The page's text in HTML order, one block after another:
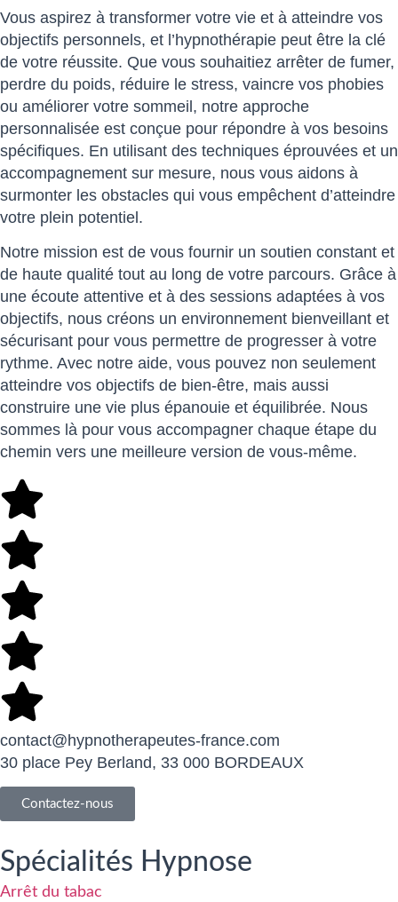
Vous aspirez à transformer votre vie et à atteindre vos
objectifs personnels, et l’hypnothérapie peut être la clé
de votre réussite. Que vous souhaitiez arrêter de fumer,
perdre du poids, réduire le stress, vaincre vos phobies
ou améliorer votre sommeil, notre approche
personnalisée est conçue pour répondre à vos besoins
spécifiques. En utilisant des techniques éprouvées et un
accompagnement sur mesure, nous vous aidons à
surmonter les obstacles qui vous empêchent d’atteindre
votre plein potentiel.
Notre mission est de vous fournir un soutien constant et
de haute qualité tout au long de votre parcours. Grâce à
une écoute attentive et à des sessions adaptées à vos
objectifs, nous créons un environnement bienveillant et
sécurisant pour vous permettre de progresser à votre
rythme. Avec notre aide, vous pouvez non seulement
atteindre vos objectifs de bien-être, mais aussi
construire une vie plus épanouie et équilibrée. Nous
sommes là pour vous accompagner chaque étape du
chemin vers une meilleure version de vous-même.
contact@hypnotherapeutes-france.com
30 place Pey Berland, 33 000 BORDEAUX
Contactez-nous
Spécialités Hypnose
Arrêt du tabac